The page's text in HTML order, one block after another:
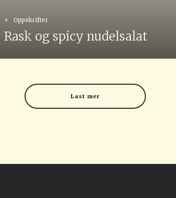
+ Oppskrifter
Rask og spicy nudelsalat
Last mer